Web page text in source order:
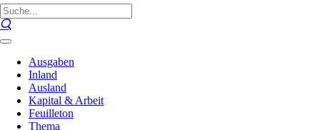
Ausgaben
Inland
Ausland
Kapital & Arbeit
Feuilleton
Thema